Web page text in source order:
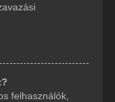
felhasználók,